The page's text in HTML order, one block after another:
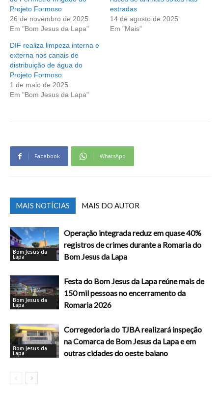
Projeto Formoso
26 de novembro de 2025
Em "Bom Jesus da Lapa"
estradas
14 de agosto de 2025
Em "Mais"
DIF realiza limpeza interna e
externa nos canais de
distribuição de água do
Projeto Formoso
1 de maio de 2025
Em "Bom Jesus da Lapa"
Facebook WhatsApp
MAIS NOTÍCIAS MAIS DO AUTOR
Bom Jesus da
Lapa
Operação integrada reduz em quase 40%
registros de crimes durante a Romaria do
Bom Jesus da Lapa
Bom Jesus da
Lapa
Festa do Bom Jesus da Lapa reúne mais de
150 mil pessoas no encerramento da
Romaria 2026
Bom Jesus da
Lapa
Corregedoria do TJBA realizará inspeção
na Comarca de Bom Jesus da Lapa e em
outras cidades do oeste baiano